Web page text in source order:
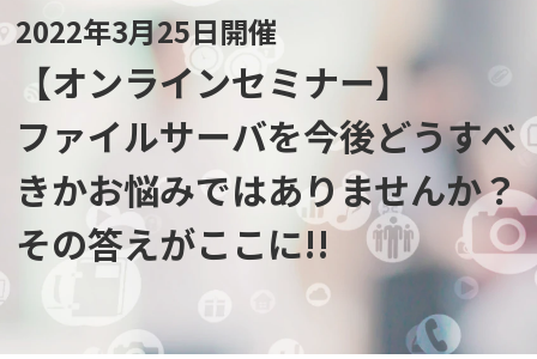
導入事例
セミナー情報
お知らせ
2022年3月25日開催
【オンラインセミナー】
ファイルサーバを今後どうすべ
きかお悩みではありませんか？
その答えがここに!!